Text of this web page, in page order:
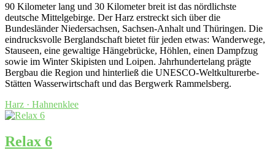
90 Kilometer lang und 30 Kilometer breit ist das nördlichste
deutsche Mittelgebirge. Der Harz erstreckt sich über die
Bundesländer Niedersachsen, Sachsen-Anhalt und Thüringen. Die
eindrucksvolle Berglandschaft bietet für jeden etwas: Wanderwege,
Stauseen, eine gewaltige Hängebrücke, Höhlen, einen Dampfzug
sowie im Winter Skipisten und Loipen. Jahrhundertelang prägte
Bergbau die Region und hinterließ die UNESCO-Weltkulturerbe-
Stätten Wasserwirtschaft und das Bergwerk Rammelsberg.
Harz · Hahnenklee
Relax 6